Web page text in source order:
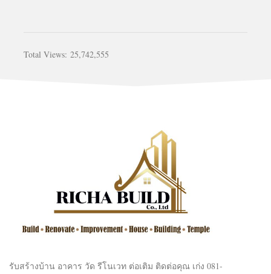
Total Views: 25,742,555
รับสร้างบ้าน อาคาร วัด รีโนเวท ต่อเติม ติดต่อคุณ เก่ง 081-